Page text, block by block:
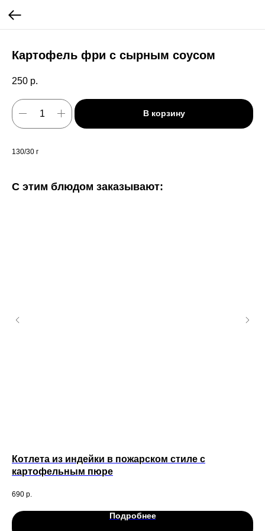
Картофель фри с сырным соусом
250 р.
В корзину
130/30 г
С этим блюдом заказывают:
Котлета из индейки в пожарском стиле с
картофельным пюре
690 р.
Подробнее